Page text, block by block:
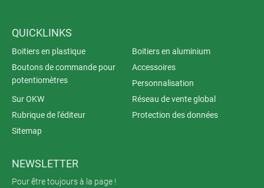
QUICKLINKS
Boitiers en plastique
Boitiers en aluminium
Boutons de commande pour
potentiomètres
Accessoires
Personnalisation
Sur OKW
Réseau de vente global
Rubrique de l'éditeur
Protection des données
Sitemap
NEWSLETTER
Pour être toujours à la page !